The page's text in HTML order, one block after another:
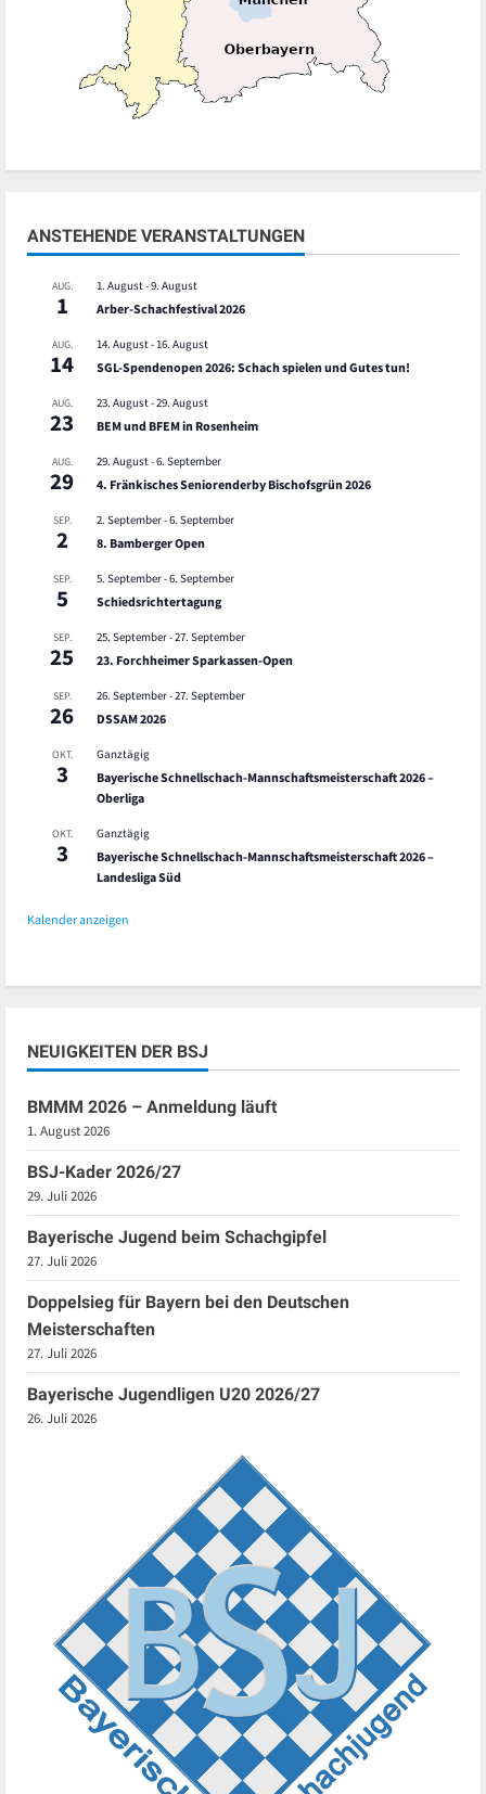
ANSTEHENDE VERANSTALTUNGEN
AUG.
1
1. August-9. August
Arber-Schachfestival 2026
AUG.
14
14. August- 16. August
SGL-Spendenopen 2026: Schach spielen und Gutes tun!
AUG.
23
23. August-29. August
BEM und BFEM in Rosenheim
AUG.
29
29. August-6. September
4. Fränkisches Seniorenderby Bischofsgrün 2026
SEP.
2
2. September-6. September
8. Bamberger Open
SEP.
5
5. September-6. September
Schiedsrichtertagung
SEP.
25
25. September-27. September
23. Forchheimer Sparkassen-Open
SEP.
26
26. September-27. September
DSSAM 2026
OKT.
3
Ganztägig
Bayerische Schnellschach-Mannschaftsmeisterschaft 2026 –
Oberliga
OKT.
3
Ganztägig
Bayerische Schnellschach-Mannschaftsmeisterschaft 2026 –
Landesliga Süd
Kalender anzeigen
NEUIGKEITEN DER BSJ
BMMM 2026 – Anmeldung läuft
1. August 2026
BSJ-Kader 2026/27
29. Juli 2026
Bayerische Jugend beim Schachgipfel
27. Juli 2026
Doppelsieg für Bayern bei den Deutschen
Meisterschaften
27. Juli 2026
Bayerische Jugendligen U20 2026/27
26. Juli 2026